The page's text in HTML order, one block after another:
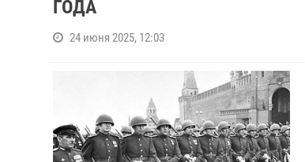
ГОДА
24 июня 2025, 12:03